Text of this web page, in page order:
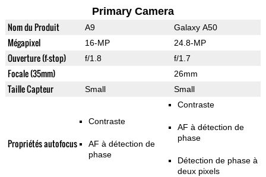
Primary Camera
Nom du Produit A9 Galaxy A50
Mégapixel 16-MP 24.8-MP
Ouverture (f-stop) f/1.8 f/1.7
Focale (35mm) 26mm
Taille Capteur Small Small
Propriétés autofocus
Contraste
AF à détection de
phase
Contraste
AF à détection de
phase
Détection de phase à
deux pixels